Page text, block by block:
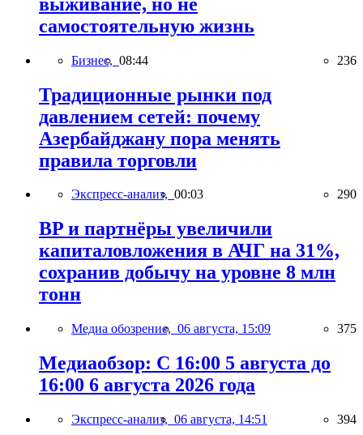
самостоятельную жизнь
Бизнес, 08:44 236
Традиционные рынки под
давлением сетей: почему
Азербайджану пора менять
правила торговли
Экспресс-анализ, 00:03 290
BP и партнёры увеличили
капиталовложения в АЧГ на 31%,
сохранив добычу на уровне 8 млн
тонн
Медиа обозрение, 06 августа, 15:09 375
Медиаобзор: С 16:00 5 августа до
16:00 6 августа 2026 года
Экспресс-анализ, 06 августа, 14:51 394